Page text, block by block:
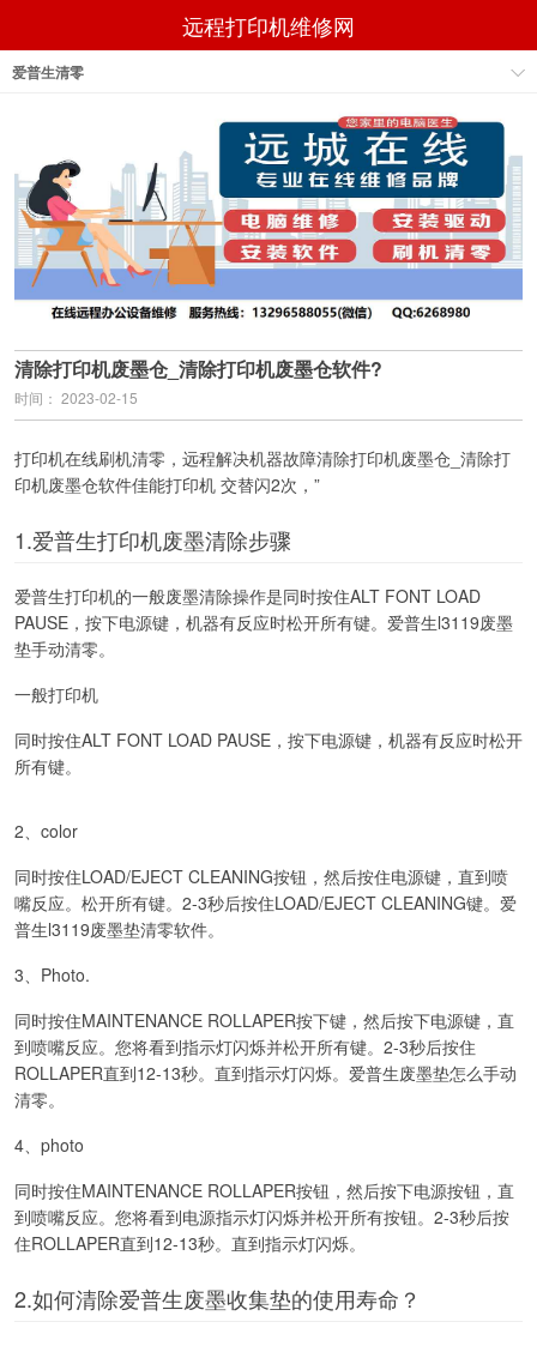
远程打印机维修网
爱普生清零
清除打印机废墨仓_清除打印机废墨仓软件?
时间： 2023-02-15
打印机在线刷机清零，远程解决机器故障清除打印机废墨仓_清除打
印机废墨仓软件佳能打印机 交替闪2次，”
1.爱普生打印机废墨清除步骤
爱普生打印机的一般废墨清除操作是同时按住ALT FONT LOAD
PAUSE，按下电源键，机器有反应时松开所有键。爱普生l3119废墨
垫手动清零。
一般打印机
同时按住ALT FONT LOAD PAUSE，按下电源键，机器有反应时松开
所有键。
2、color
同时按住LOAD/EJECT CLEANING按钮，然后按住电源键，直到喷
嘴反应。松开所有键。2-3秒后按住LOAD/EJECT CLEANING键。爱
普生l3119废墨垫清零软件。
3、Photo.
同时按住MAINTENANCE ROLLAPER按下键，然后按下电源键，直
到喷嘴反应。您将看到指示灯闪烁并松开所有键。2-3秒后按住
ROLLAPER直到12-13秒。直到指示灯闪烁。爱普生废墨垫怎么手动
清零。
4、photo
同时按住MAINTENANCE ROLLAPER按钮，然后按下电源按钮，直
到喷嘴反应。您将看到电源指示灯闪烁并松开所有按钮。2-3秒后按
住ROLLAPER直到12-13秒。直到指示灯闪烁。
2.如何清除爱普生废墨收集垫的使用寿命？